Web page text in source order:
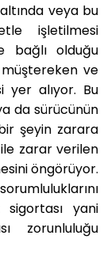
veya bu
işletilmesi
bağlı olduğu
ve
yer alıyor. Bu
da sürücünün
şeyin zarara
zarar verilen
öngörüyor.
sigortası yani
zorunluluğu